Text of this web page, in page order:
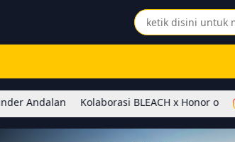
Kolaborasi BLEACH x Honor of Kings